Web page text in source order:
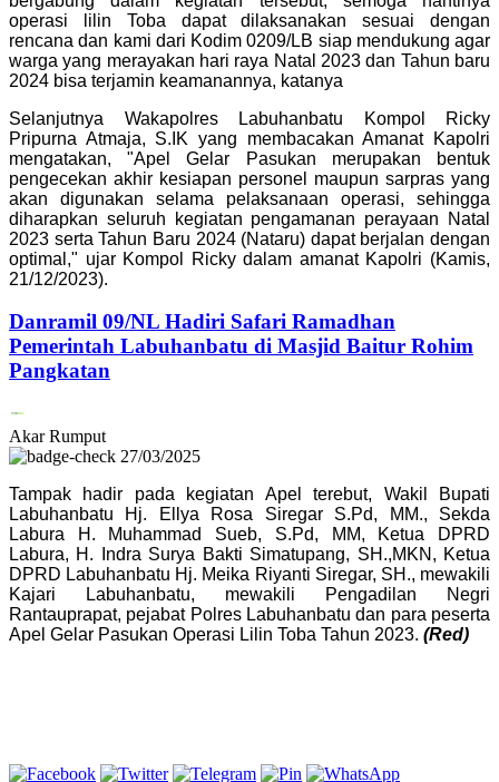
operasi lilin Toba dapat dilaksanakan sesuai dengan
rencana dan kami dari Kodim 0209/LB siap mendukung agar
warga yang merayakan hari raya Natal 2023 dan Tahun baru
2024 bisa terjamin keamanannya, katanya
Selanjutnya Wakapolres Labuhanbatu Kompol Ricky
Pripurna Atmaja, S.IK yang membacakan Amanat Kapolri
mengatakan, "Apel Gelar Pasukan merupakan bentuk
pengecekan akhir kesiapan personel maupun sarpras yang
akan digunakan selama pelaksanaan operasi, sehingga
diharapkan seluruh kegiatan pengamanan perayaan Natal
2023 serta Tahun Baru 2024 (Nataru) dapat berjalan dengan
optimal," ujar Kompol Ricky dalam amanat Kapolri (Kamis,
21/12/2023).
Danramil 09/NL Hadiri Safari Ramadhan
Pemerintah Labuhanbatu di Masjid Baitur Rohim
Pangkatan
Akar Rumput
27/03/2025
Tampak hadir pada kegiatan Apel terebut, Wakil Bupati
Labuhanbatu Hj. Ellya Rosa Siregar S.Pd, MM., Sekda
Labura H. Muhammad Sueb, S.Pd, MM, Ketua DPRD
Labura, H. Indra Surya Bakti Simatupang, SH.,MKN, Ketua
DPRD Labuhanbatu Hj. Meika Riyanti Siregar, SH., mewakili
Kajari Labuhanbatu, mewakili Pengadilan Negri
Rantauprapat, pejabat Polres Labuhanbatu dan para peserta
Apel Gelar Pasukan Operasi Lilin Toba Tahun 2023. (Red)